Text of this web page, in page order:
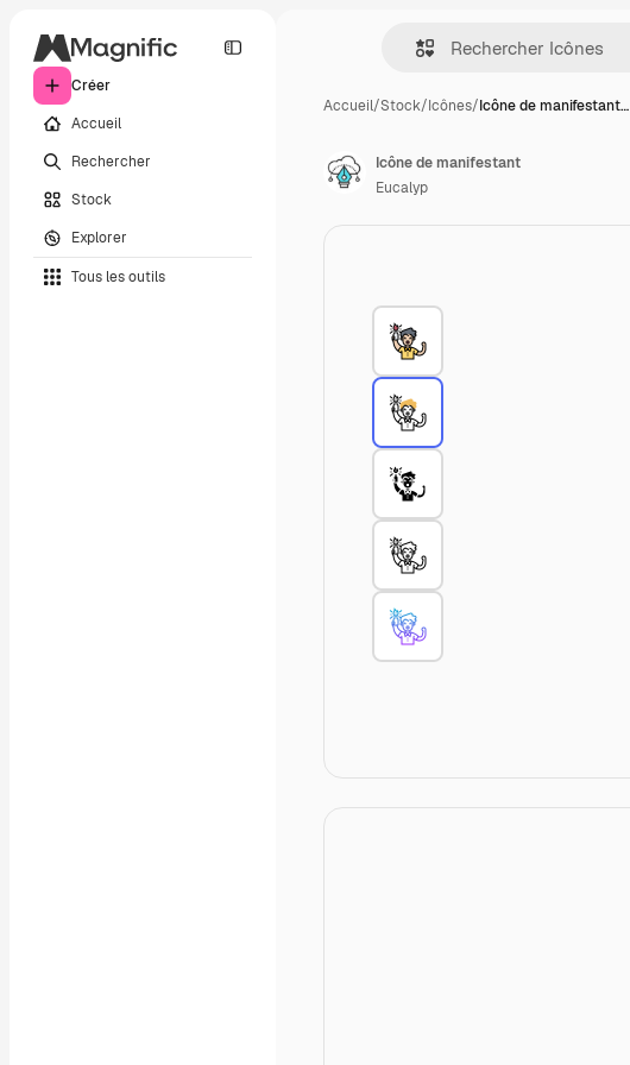
Créer
Accueil
Rechercher
Stock
Explorer
Tous les outils
Accueil/Stock/Icônes/Icône de manifestant…
Icône de manifestant
Eucalyp